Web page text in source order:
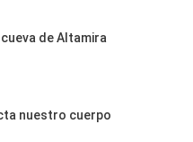
de Altamira
nuestro cuerpo